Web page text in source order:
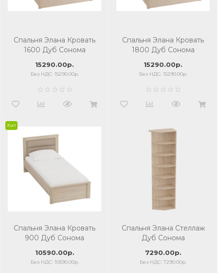
Спальня Элана Кровать
1600 Дуб Сонома
15290.00р.
Без НДС: 15290.00р.
Спальня Элана Кровать
1800 Дуб Сонома
15290.00р.
Без НДС: 15290.00р.
Хит
Спальня Элана Кровать
900 Дуб Сонома
10590.00р.
Без НДС: 10590.00р.
Спальня Элана Стеллаж
Дуб Сонома
7290.00р.
Без НДС: 7290.00р.